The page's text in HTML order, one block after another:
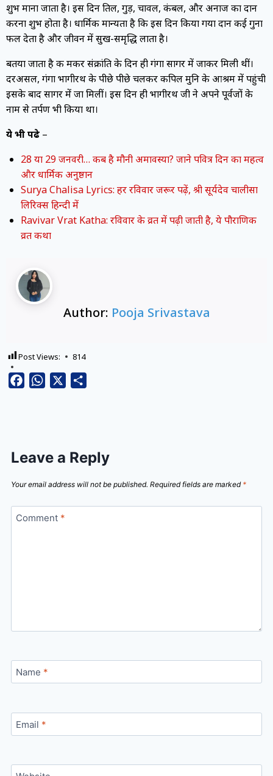
शुभ माना जाता है। इस दिन तिल, गुड़, चावल, कंबल, और अनाज का दान
करना शुभ होता है। धार्मिक मान्यता है कि इस दिन किया गया दान कई गुना
फल देता है और जीवन में सुख-समृद्धि लाता है।
बतया जाता है की मकर संक्रांति के दिन ही गंगा सागर में जाकर मिली थीं।
दरअसल, गंगा भागीरथ के पीछे पीछे चलकर कपिल मुनि के आश्रम में पहुंची
इसके बाद सागर में जा मिलीं। इस दिन ही भागीरथ जी ने अपने पूर्वजों के
नाम से तर्पण भी किया था।
ये भी पढे –
28 या 29 जनवरी… कब है मौनी अमावस्या? जाने पवित्र दिन का महत्व
और धार्मिक अनुष्ठान
Surya Chalisa Lyrics: हर रविवार जरूर पढ़ें, श्री सूर्यदेव चालीसा
लिरिक्स हिन्दी में
Ravivar Vrat Katha: रविवार के व्रत में पढ़ी जाती है, ये पौराणिक
व्रत कथा
Author: Pooja Srivastava
Post Views: 814
FacebookWhatsApp
Leave a Reply
Your email address will not be published. Required fields are marked *
Comment *
Name *
Email *